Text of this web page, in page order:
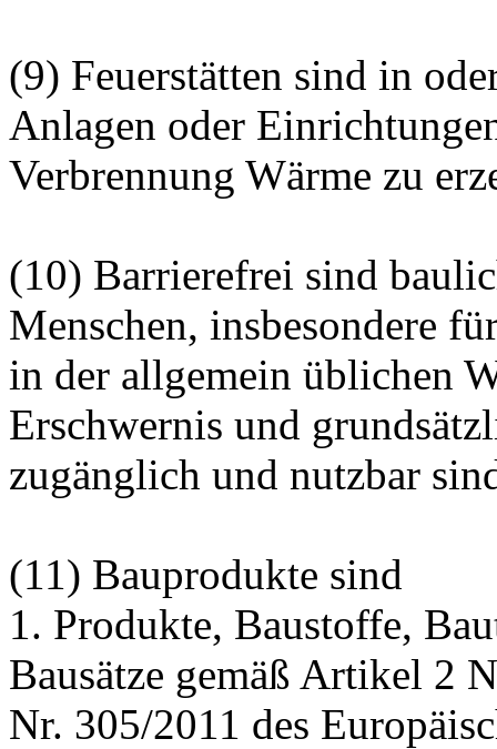
(9) Feuerstätten sind in
Anlagen oder
Verbrennung Wärme zu
(10) Barrierefrei sind
Menschen, insbesondere
in der allgemein üblichen
Erschwernis und
zugänglich und nutzbar
(11) Bauprodukte sind
1. Produkte, Baustoffe,
Bausätze gemäß Artikel 2
Nr. 305/2011 des